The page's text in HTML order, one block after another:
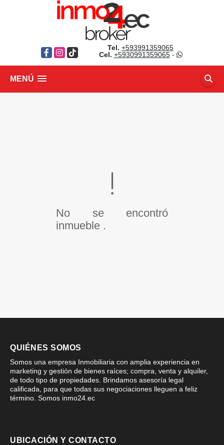
Facebook
Instagram
TikTok
Tel. +593991359065
Cel. +5930991359065-
MENÚ
No se encontró
inmueble .
QUIÉNES SOMOS
Somos una empresa Inmobiliaria con amplia experiencia en
marketing y gestión de bienes raíces; compra, venta y alquiler,
de todo tipo de propiedades. Brindamos asesoría legal
calificada, para que todas sus negociaciones lleguen a feliz
término. Somos inmo24.ec
UBICACIÓN Y CONTACTO